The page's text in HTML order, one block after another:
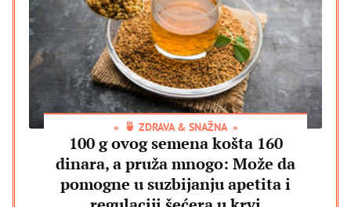
🍵 ZDRAVA & SNAŽNA
100 g ovog semena košta 160
dinara, a pruža mnogo: Može da
pomogne u suzbijanju apetita i